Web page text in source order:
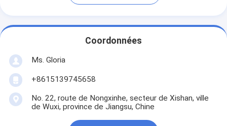
Coordonnées
Ms. Gloria
+8615139745658
No. 22, route de Nongxinhe, secteur de Xishan, ville
de Wuxi, province de Jiangsu, Chine